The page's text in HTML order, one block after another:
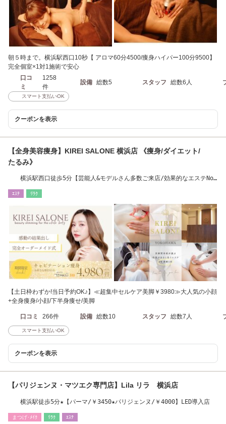
朝５時まで。横浜駅西口10秒【 アロマ60分4500/痩身ハイパー100分9500】
完全個室×1対1施術で安心
口コ
ミ
1258
件
設備 総数5 スタッフ 総数6人
スマート支払いOK
クーポンを表示
【全身美容痩身】KIREI SALONE 横浜店 《痩身/ダイエット/
たるみ》
横浜駅西口徒歩5分【芸能人&モデルさん多数ご来店/効果的なエステNo1
ｴｽﾃ ﾘﾗｸ
【土日枠わずか!当日予約OK♪】≪超集中セルケア美脚￥3980≫大人気の小顔
+全身痩身/小顔/下半身痩せ/美脚
口コミ 266件 設備 総数10 スタッフ 総数7人
スマート支払いOK
クーポンを表示
【パリジェンヌ・マツエク専門店】Lila リラ 横浜店
横浜駅徒歩5分★【パーマ/￥3450★パリジェンヌ/￥4000】LED導入店
まつげ･ﾒｲｸ ﾘﾗｸ ｴｽﾃ